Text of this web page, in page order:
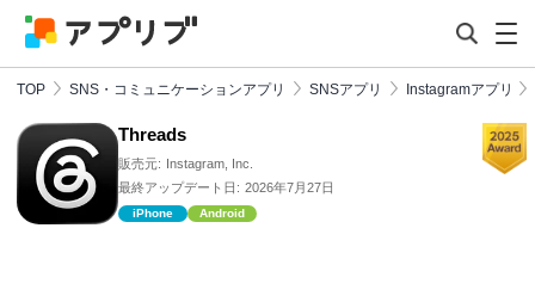
TOP SNS・コミュニケーションアプリ SNSアプリ Instagramアプリ
Threads
販売元: Instagram, Inc.
最終アップデート日: 2026年7月27日
iPhone Android